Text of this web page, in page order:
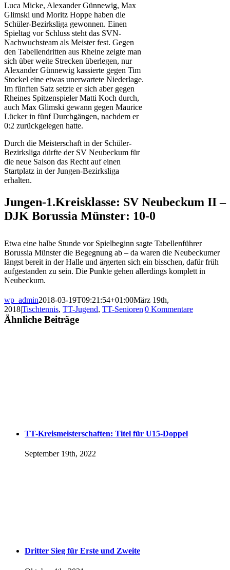
Luca Micke, Alexander Günnewig, Max
Glimski und Moritz Hoppe haben die
Schüler-Bezirksliga gewonnen. Einen
Spieltag vor Schluss steht das SVN-
Nachwuchsteam als Meister fest. Gegen
den Tabellendritten aus Rheine zeigte man
sich über weite Strecken überlegen, nur
Alexander Günnewig kassierte gegen Tim
Stockel eine etwas unerwartete Niederlage.
Im fünften Satz setzte er sich aber gegen
Rheines Spitzenspieler Matti Koch durch,
auch Max Glimski gewann gegen Maurice
Lücker in fünf Durchgängen, nachdem er
0:2 zurückgelegen hatte.
Durch die Meisterschaft in der Schüler-
Bezirksliga dürfte der SV Neubeckum für
die neue Saison das Recht auf einen
Startplatz in der Jungen-Bezirksliga
erhalten.
Jungen-1.Kreisklasse: SV Neubeckum II –
DJK Borussia Münster: 10-0
Etwa eine halbe Stunde vor Spielbeginn sagte Tabellenführer
Borussia Münster die Begegnung ab – da waren die Neubeckumer
längst bereit in der Halle und ärgerten sich ein bisschen, dafür früh
aufgestanden zu sein. Die Punkte gehen allerdings komplett in
Neubeckum.
wp_admin2018-03-19T09:21:54+01:00März 19th,
2018|Tischtennis, TT-Jugend, TT-Senioren|0 Kommentare
Ähnliche Beiträge
TT-Kreismeisterschaften: Titel für U15-Doppel
September 19th, 2022
Dritter Sieg für Erste und Zweite